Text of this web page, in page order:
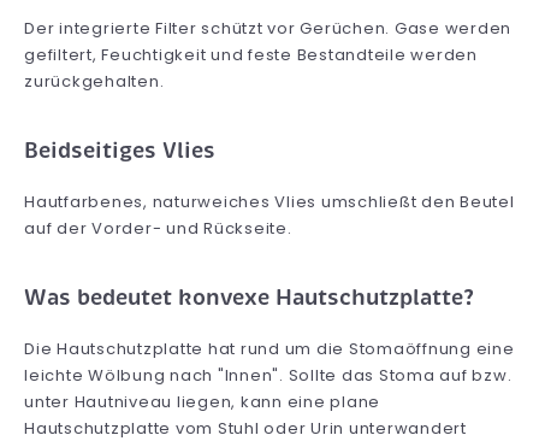
Der integrierte Filter schützt vor Gerüchen. Gase werden
gefiltert, Feuchtigkeit und feste Bestandteile werden
zurückgehalten.
Beidseitiges Vlies
Hautfarbenes, naturweiches Vlies umschließt den Beutel
auf der Vorder- und Rückseite.
Was bedeutet konvexe Hautschutzplatte?
Die Hautschutzplatte hat rund um die Stomaöffnung eine
leichte Wölbung nach "Innen". Sollte das Stoma auf bzw.
unter Hautniveau liegen, kann eine plane
Hautschutzplatte vom Stuhl oder Urin unterwandert